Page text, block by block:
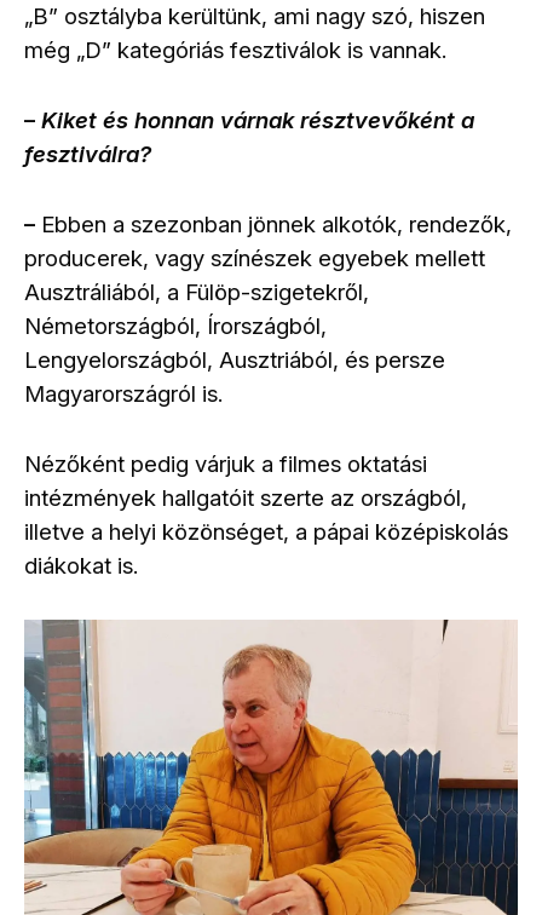
„B” osztályba kerültünk, ami nagy szó, hiszen
még „D” kategóriás fesztiválok is vannak.
– Kiket és honnan várnak résztvevőként a
fesztiválra?
– Ebben a szezonban jönnek alkotók, rendezők,
producerek, vagy színészek egyebek mellett
Ausztráliából, a Fülöp-szigetekről,
Németországból, Írországból,
Lengyelországból, Ausztriából, és persze
Magyarországról is.
Nézőként pedig várjuk a filmes oktatási
intézmények hallgatóit szerte az országból,
illetve a helyi közönséget, a pápai középiskolás
diákokat is.